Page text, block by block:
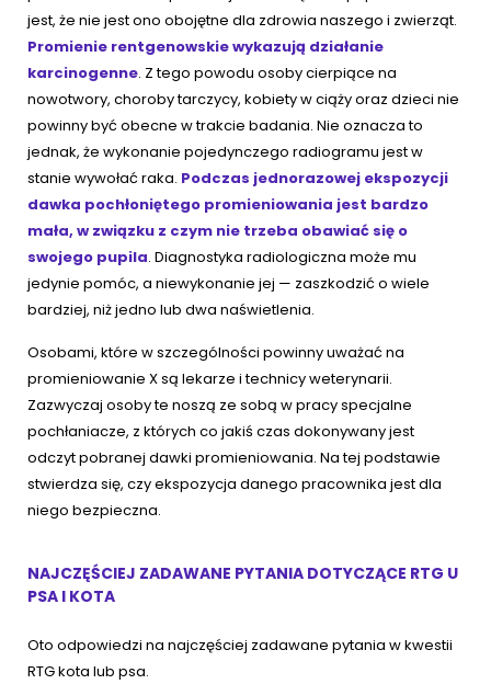
jest, że nie jest ono obojętne dla zdrowia naszego i zwierząt.
Promienie rentgenowskie wykazują działanie
karcinogenne. Z tego powodu osoby cierpiące na
nowotwory, choroby tarczycy, kobiety w ciąży oraz dzieci nie
powinny być obecne w trakcie badania. Nie oznacza to
jednak, że wykonanie pojedynczego radiogramu jest w
stanie wywołać raka. Podczas jednorazowej ekspozycji
dawka pochłoniętego promieniowania jest bardzo
mała, w związku z czym nie trzeba obawiać się o
swojego pupila. Diagnostyka radiologiczna może mu
jedynie pomóc, a niewykonanie jej — zaszkodzić o wiele
bardziej, niż jedno lub dwa naświetlenia.
Osobami, które w szczególności powinny uważać na
promieniowanie X są lekarze i technicy weterynarii.
Zazwyczaj osoby te noszą ze sobą w pracy specjalne
pochłaniacze, z których co jakiś czas dokonywany jest
odczyt pobranej dawki promieniowania. Na tej podstawie
stwierdza się, czy ekspozycja danego pracownika jest dla
niego bezpieczna.
NAJCZĘŚCIEJ ZADAWANE PYTANIA DOTYCZĄCE RTG U
PSA I KOTA
Oto odpowiedzi na najczęściej zadawane pytania w kwestii
RTG kota lub psa.